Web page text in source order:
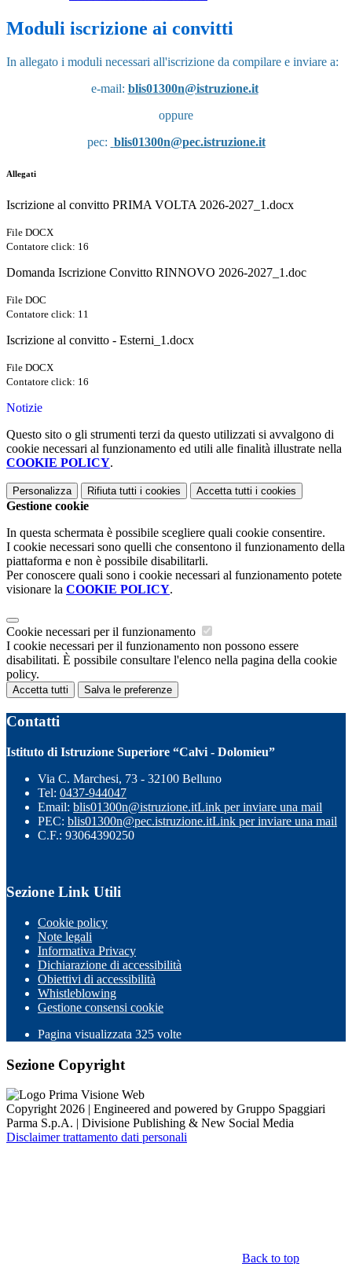
Moduli iscrizione ai convitti
In allegato i moduli necessari all'iscrizione da compilare e inviare a:
e-mail: blis01300n@istruzione.it
oppure
pec: blis01300n@pec.istruzione.it
Allegati
Iscrizione al convitto PRIMA VOLTA 2026-2027_1.docx
File DOCX
Contatore click: 16
Domanda Iscrizione Convitto RINNOVO 2026-2027_1.doc
File DOC
Contatore click: 11
Iscrizione al convitto - Esterni_1.docx
File DOCX
Contatore click: 16
Notizie
Questo sito o gli strumenti terzi da questo utilizzati si avvalgono di
cookie necessari al funzionamento ed utili alle finalità illustrate nella
COOKIE POLICY.
Personalizza Rifiuta tutti i cookies Accetta tutti i cookies
Gestione cookie
In questa schermata è possibile scegliere quali cookie consentire.
I cookie necessari sono quelli che consentono il funzionamento della
piattaforma e non è possibile disabilitarli.
Per conoscere quali sono i cookie necessari al funzionamento potete
visionare la COOKIE POLICY.
Cookie necessari per il funzionamento
I cookie necessari per il funzionamento non possono essere
disabilitati. È possibile consultare l'elenco nella pagina della cookie
policy.
Accetta tutti Salva le preferenze
Contatti
Istituto di Istruzione Superiore “Calvi - Dolomieu”
Via C. Marchesi, 73 - 32100 Belluno
Tel: 0437-944047
Email: blis01300n@istruzione.itLink per inviare una mail
PEC: blis01300n@pec.istruzione.itLink per inviare una mail
C.F.: 93064390250
Sezione Link Utili
Cookie policy
Note legali
Informativa Privacy
Dichiarazione di accessibilità
Obiettivi di accessibilità
Whistleblowing
Gestione consensi cookie
Pagina visualizzata 325 volte
Sezione Copyright
Copyright 2026 | Engineered and powered by Gruppo Spaggiari
Parma S.p.A. | Divisione Publishing & New Social Media
Disclaimer trattamento dati personali
Back to top